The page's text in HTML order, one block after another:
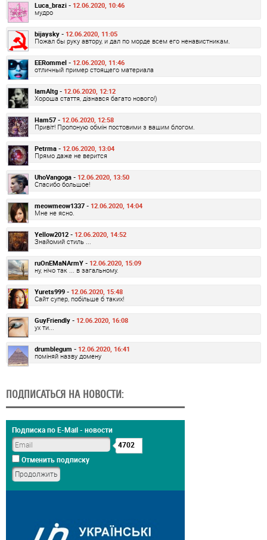
Luca_brazi - 12.06.2020, 10:46
мудро
bijaysky - 12.06.2020, 11:05
Пожал бы руку автору, и дал по морде всем его ненавистникам.
EERommel - 12.06.2020, 11:46
отличный пример стоящего материала
IamAltg - 12.06.2020, 12:12
Хороша стаття, дізнався багато нового!)
Ham57 - 12.06.2020, 12:58
Привіт! Пропоную обмін постовими з вашим блогом.
Petrma - 12.06.2020, 13:04
Прямо даже не верится
UhoVangoga - 12.06.2020, 13:50
Спасибо большое!
meowmeow1337 - 12.06.2020, 14:04
Мне не ясно.
Yellow2012 - 12.06.2020, 14:52
Знайомий стиль ...
ruOnEMaNArmY - 12.06.2020, 15:09
ну, нічо так ... в загальному.
Yurets999 - 12.06.2020, 15:48
Сайт супер, побільше б таких!
GuyFriendly - 12.06.2020, 16:08
ух ти...
drumblegum - 12.06.2020, 16:41
поміняй назву домену
ПОДПИСАТЬСЯ НА НОВОСТИ:
Подписка по E-Mail - новости
4702
Отменить подписку